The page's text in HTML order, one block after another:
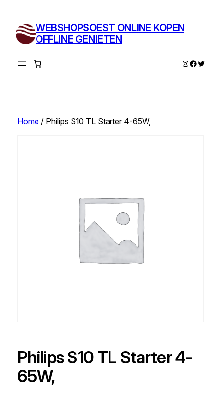
inhoud
WEBSHOPSOEST ONLINE KOPEN
OFFLINE GENIETEN
Instagram
Twitter
Home/ Philips S10 TL Starter 4-65W,
Philips S10 TL Starter 4-
65W,